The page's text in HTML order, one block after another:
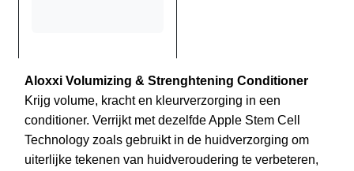
Aloxxi Volumizing & Strenghtening Conditioner
Krijg volume, kracht en kleurverzorging in een
conditioner. Verrijkt met dezelfde Apple Stem Cell
Technology zoals gebruikt in de huidverzorging om
uiterlijke tekenen van huidveroudering te verbeteren,